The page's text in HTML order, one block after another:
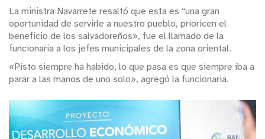
La ministra Navarrete resaltó que esta es “una gran
oportunidad de servirle a nuestro pueblo, prioricen el
beneficio de los salvadoreños», fue el llamado de la
funcionaria a los jefes municipales de la zona oriental.
«Pisto siempre ha habido, lo que pasa es que siempre iba a
parar a las manos de uno solo», agregó la funcionaria.